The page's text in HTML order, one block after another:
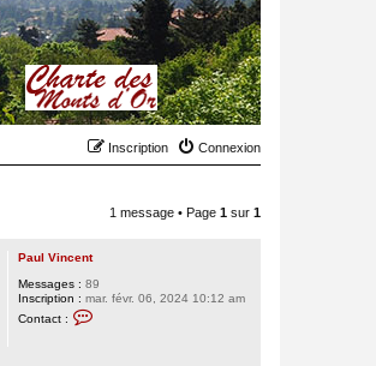
Connexion
Inscription
1 message • Page 1 sur 1
Paul Vincent
Messages : 89
Inscription : mar. févr. 06, 2024 10:12 am
Contact :